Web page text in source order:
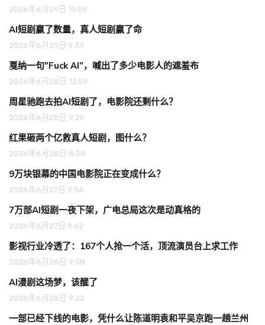
2026年6月29日 10:09
AI短剧赢了数量，真人短剧赢了命
2026年6月29日 9:33
戛纳一句"Fuck AI"，喊出了多少电影人的遮羞布
2026年6月28日 12:59
周星驰跑去拍AI短剧了，电影院还剩什么？
2026年6月28日 9:20
红果砸两个亿救真人短剧，图什么？
2026年6月28日 8:58
9万块银幕的中国电影院正在变成什么？
2026年6月27日 9:56
7万部AI短剧一夜下架，广电总局这次是动真格的
2026年6月27日 9:42
影视行业冷透了：167个人抢一个活，顶流演员台上求工作
2026年6月26日 9:58
AI漫剧这场梦，该醒了
2026年6月26日 9:22
一部已经下线的电影，凭什么让陈道明袁和平吴京跑一趟兰州